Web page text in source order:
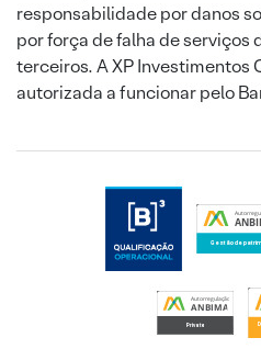
responsabilidade por danos
por força de falha de serviços
terceiros. A XP Investimentos
autorizada a funcionar pelo